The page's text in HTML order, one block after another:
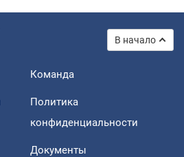
В начало
Команда
Политика
конфиденциальности
Документы